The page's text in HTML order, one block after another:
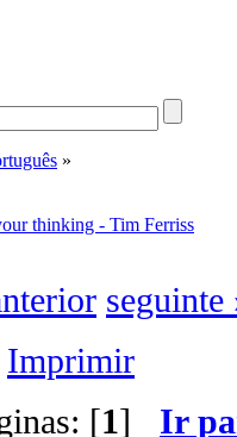
»
thinking - Tim Ferriss
seguinte
Imprimir
[1] Ir